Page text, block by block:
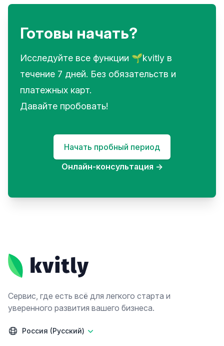
Готовы начать?
Исследуйте все функции 🌱kvitly в
течение 7 дней. Без обязательств и
платежных карт.
Давайте пробовать!
Начать пробный период
Онлайн-консультация →
Сервис, где есть всё для легкого старта и
уверенного развития вашего бизнеса.
Россия (Русский)